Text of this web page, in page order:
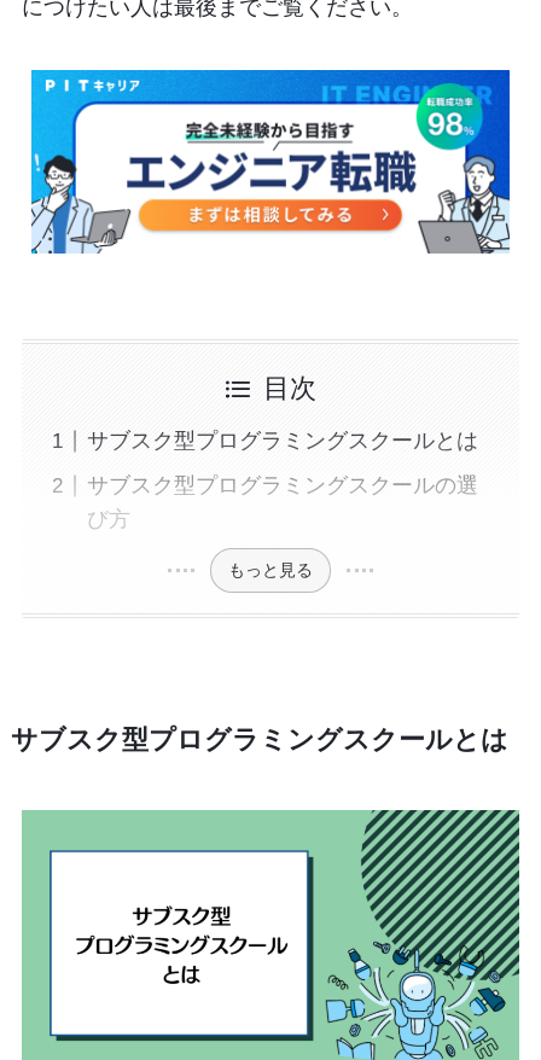
につけたい人は最後までご覧ください。
目次
サブスク型プログラミングスクールとは
サブスク型プログラミングスクールの選
び方
もっと見る
サブスク型プログラミングスクールとは